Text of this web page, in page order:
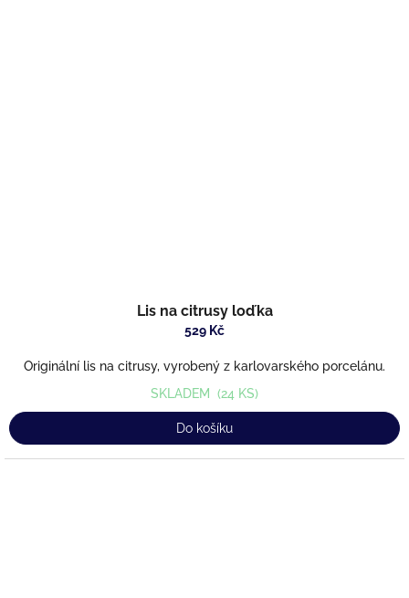
Lis na citrusy loďka
529 Kč
Originální lis na citrusy, vyrobený z karlovarského porcelánu.
SKLADEM (24 KS)
Do košíku